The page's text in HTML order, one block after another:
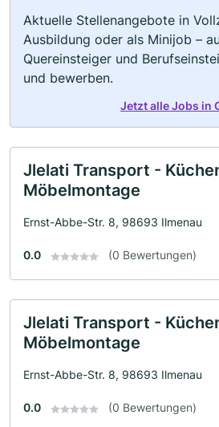
Aktuelle Stellenangebote in
Ausbildung oder als Minijob –
Quereinsteiger und
und bewerben.
Jetzt alle Jobs in
Jlelati Transport -
Möbelmontage
Ernst-Abbe-Str. 8, 98693 Ilmenau
0.0 (0 Bewertungen)
Jlelati Transport -
Möbelmontage
Ernst-Abbe-Str. 8, 98693 Ilmenau
0.0 (0 Bewertungen)